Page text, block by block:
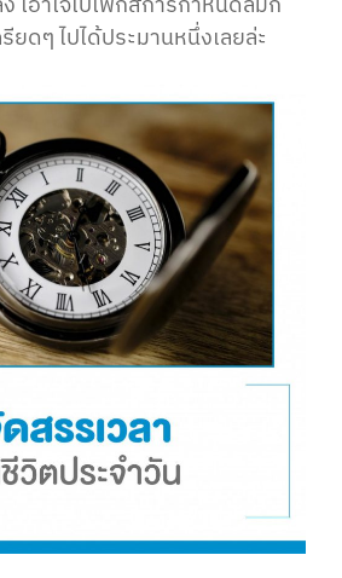
รียดๆ ไปได้ประมานหนึ่งเลยล่ะ